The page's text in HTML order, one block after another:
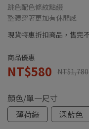
跳色配色條紋點綴
整體穿著更加有休閒感
現貨特惠折扣商品，售完
商品優惠
NT$580 NT$1,780
顏色/單一尺寸
薄荷綠
深藍色